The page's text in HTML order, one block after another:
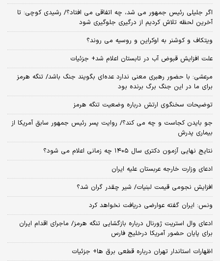
اگر جلیلی رئیس جمهور می شد، چه اتفاقی می افتاد؟/ رشیدی کوچی: تا
آخرین لحظه تلاش کردیم از درگیری جلوگیری شود
ویتکاف و کوشنر به اوکراین و روسیه می روند؟
علت افزایش قبوض آب در تابستان اعلام شد+ جزئیات
مرعشی: با حضور رهبری معنی ندارد عده‌ای بگویند جنگ باشد/ تنگه هرمز
برای ما در این جنگ برگ برنده بود
توضیحات سخنگوی ارتش درباره وضعیت تنگه هرمز
جو بایدن کجاست و چه می کند؟/ روایت پسر رئیس جمهور سابق آمریکا از
بیماری پدرش
نتایج نهایی آزمون دکتری سال ۱۴۰۵ چه زمانی اعلام می شود؟
ادعای وزارت خارجه عربستان علیه ایران
افزایش نجومی قیمت لبنیات/ شیر چقدر گران شد؟
ونس: ایران گفته عوارضی دریافت نخواهد کرد
ادعای وال استریت ژورنال درباره بازگشایی تنگه هرمز/ ماجرای اقدام ایران
برای پایان حضور آمریکا درخلیج فارس
اظهارات استاندار تهران درباره قطعی برق ها+ جزئیات